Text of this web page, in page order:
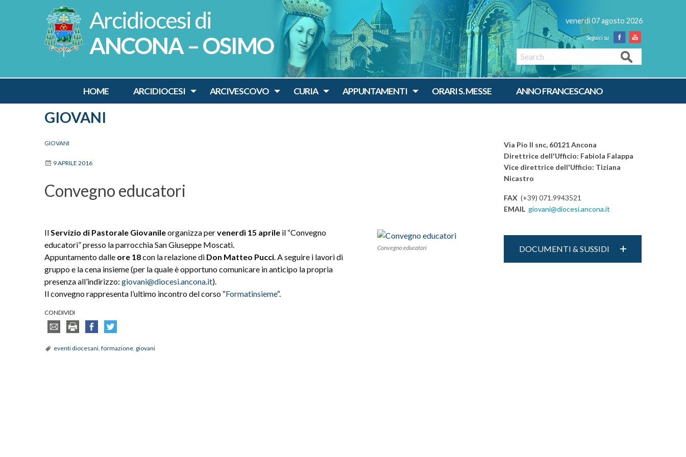
venerdì 07 agosto 2026
Facebook
Youtube
Search
GIOVANI
ANCONA – OSIMO
HOME ARCIDIOCESI ARCIVESCOVO CURIA APPUNTAMENTI ORARI S. MESSE ANNO FRANCESCANO
GIOVANI
9 APRILE 2016
Convegno educatori
Convegno educatori
Il Servizio di Pastorale Giovanileorganizza pervenerdì 15 aprile il “Convegno
educatori” presso la parrocchia San Giuseppe Moscati.
Appuntamento dalle ore 18con la relazione di Don Matteo Pucci . A seguire i lavori di
gruppo e la cena insieme (per la quale è opportuno comunicare in anticipo la propria
presenza all’indirizzo: giovani@diocesi.ancona.it).
Il convegno rappresenta l’ultimo incontro del corso “Formatinsieme“.
CONDIVIDI
eventi diocesani formazione giovani
Via Pio II snc, 60121 Ancona
Direttrice dell'Ufficio: Fabiola Falappa
Vice direttrice dell'Ufficio: Tiziana
Nicastro
FAX (+39) 071.9943521
EMAIL giovani@diocesi.ancona.it
DOCUMENTI & SUSSIDI